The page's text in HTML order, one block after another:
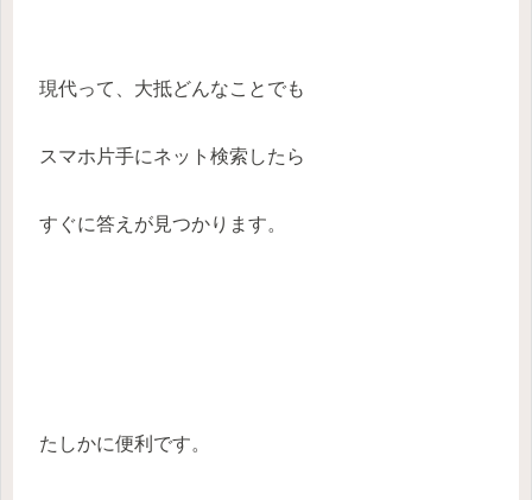
現代って、大抵どんなことでも
スマホ片手にネット検索したら
すぐに答えが見つかります。
たしかに便利です。